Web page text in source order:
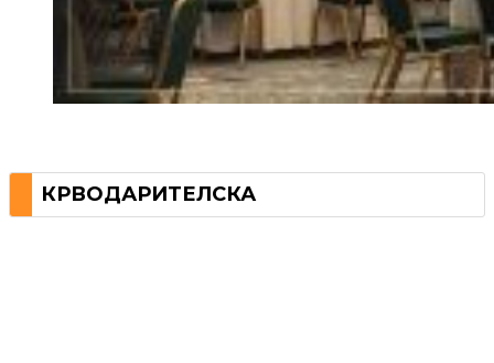
КРВОДАРИТЕЛСКА